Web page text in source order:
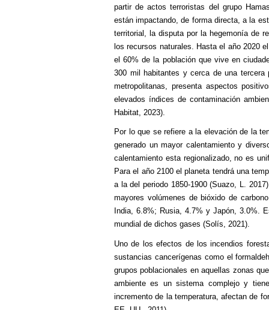
partir de actos terroristas del grupo
están impactando, de forma directa, a la
territorial, la disputa por la hegemonía de
los recursos naturales. Hasta el año 2020
el 60% de la población que vive en
300 mil habitantes y cerca de una
metropolitanas, presenta aspectos
elevados índices de contaminación
Habitat, 2023).
Por lo que se refiere a la elevación de la
generado un mayor calentamiento y
calentamiento esta regionalizado, no es
Para el año 2100 el planeta tendrá una
a la del periodo 1850-1900 (Suazo, L.
mayores volúmenes de bióxido de
India, 6.8%; Rusia, 4.7% y Japón, 3.0%.
mundial de dichos gases (Solís, 2021).
Uno de los efectos de los incendios
sustancias cancerígenas como el
grupos poblacionales en aquellas zonas
ambiente es un sistema complejo y
incremento de la temperatura, afectan de